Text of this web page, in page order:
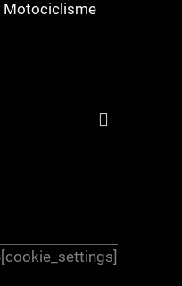
Motociclisme
[cookie_settings]